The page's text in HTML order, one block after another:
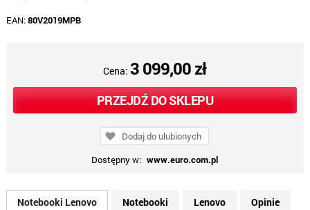
EAN:80V2019MPB
Cena:3 099,00 zł
PRZEJDŹ DO SKLEPU
Dodaj do ulubionych
Dostępny w: www.euro.com.pl
Notebooki Lenovo Notebooki Lenovo Opinie